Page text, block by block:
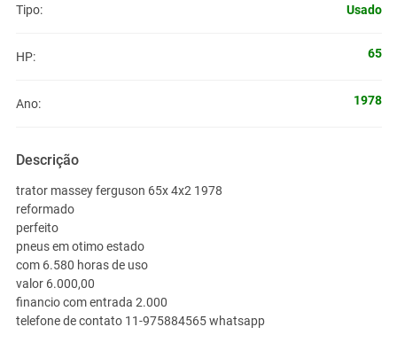
Tipo: Usado
HP: 65
Ano: 1978
Descrição
trator massey ferguson 65x 4x2 1978
reformado
perfeito
pneus em otimo estado
com 6.580 horas de uso
valor 6.000,00
financio com entrada 2.000
telefone de contato 11-975884565 whatsapp